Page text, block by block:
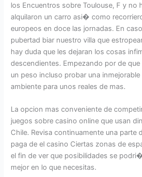
los Encuentros sobre Toulouse, F y no
alquilaron un carro asi� como
europeos en doce las jornadas. En
pubertad biar nuestro villa que
hay duda que les dejaran los cosas
descendientes. Empezando por de que
un peso incluso probar una
ambiente para unos reales de mas.
La opcion mas conveniente de
juegos sobre casino online que usan
Chile. Revisa continuamente una parte
paga de el casino Ciertas zonas de
el fin de ver que posibilidades se
mejor en lo que necesitas.